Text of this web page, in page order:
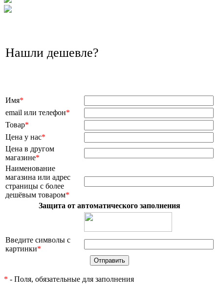
Нашли дешевле?
Имя*
email или телефон*
Товар*
Цена у нас*
Цена в другом
магазине*
Наименование
магазина или адрес
страницы с более
дешёвым товаром*
Защита от автоматического заполнения
Введите символы с
картинки*
* - Поля, обязательные для заполнения